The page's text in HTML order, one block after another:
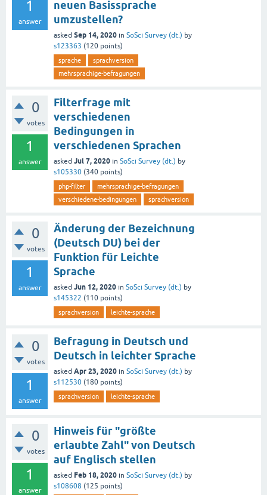
1
answer
neuen Basissprache
umzustellen?
asked Sep 14, 2020 in SoSci Survey (dt.) by
s123363 (120 points)
sprache
sprachversion
mehrsprachige-befragungen
0
votes
1
answer
Filterfrage mit
verschiedenen
Bedingungen in
verschiedenen Sprachen
asked Jul 7, 2020 in SoSci Survey (dt.) by
s105330 (340 points)
php-filter
mehrsprachige-befragungen
verschiedene-bedingungen
sprachversion
0
votes
1
answer
Änderung der Bezeichnung
(Deutsch DU) bei der
Funktion für Leichte
Sprache
asked Jun 12, 2020 in SoSci Survey (dt.) by
s145322 (110 points)
sprachversion leichte-sprache
0
votes
1
answer
Befragung in Deutsch und
Deutsch in leichter Sprache
asked Apr 23, 2020 in SoSci Survey (dt.) by
s112530 (180 points)
sprachversion leichte-sprache
0
votes
1
answer
Hinweis für "größte
erlaubte Zahl" von Deutsch
auf Englisch stellen
asked Feb 18, 2020 in SoSci Survey (dt.) by
s108608 (125 points)